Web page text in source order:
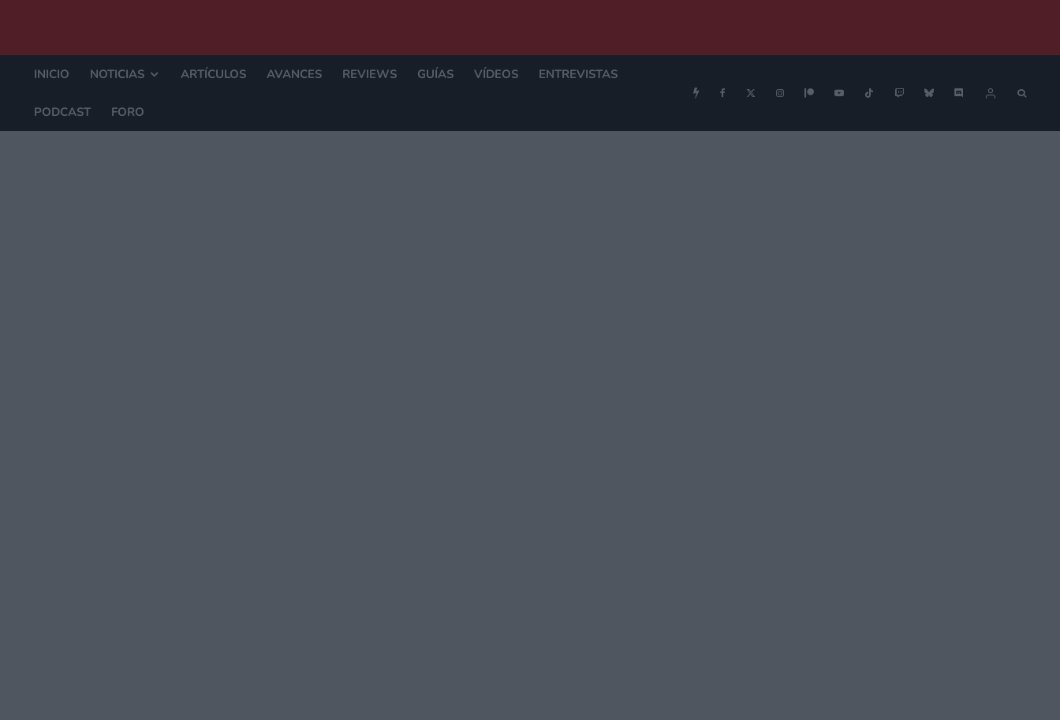
INICIO NOTICIAS ARTÍCULOS AVANCES REVIEWS GUÍAS VÍDEOS ENTREVISTAS
PODCAST FORO